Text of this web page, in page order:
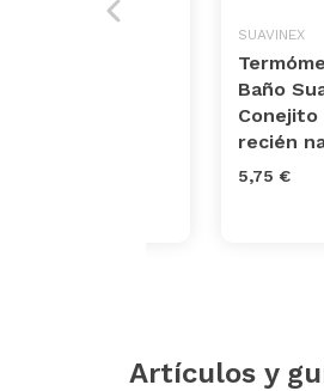
SUAVINEX
Baño
Conejito
recién
5,75 €
Artículos y